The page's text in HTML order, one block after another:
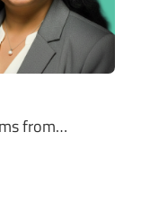
from…